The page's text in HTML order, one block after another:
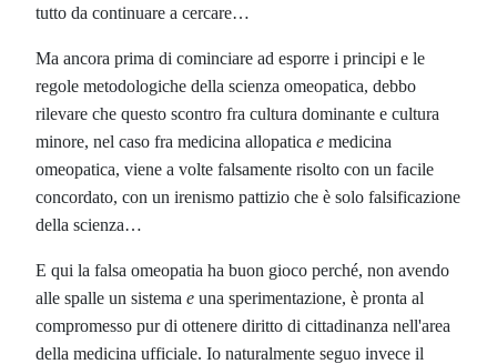
tutto da continuare a cercare…
Ma ancora prima di cominciare ad esporre i principi e le
regole metodologiche della scienza omeopatica, debbo
rilevare che questo scontro fra cultura dominante e cultura
minore, nel caso fra medicina allopatica e medicina
omeopatica, viene a volte falsamente risolto con un facile
concordato, con un irenismo pattizio che è solo falsificazione
della scienza…
E qui la falsa omeopatia ha buon gioco perché, non avendo
alle spalle un sistema e una sperimentazione, è pronta al
compromesso pur di ottenere diritto di cittadinanza nell'area
della medicina ufficiale. Io naturalmente seguo invece il